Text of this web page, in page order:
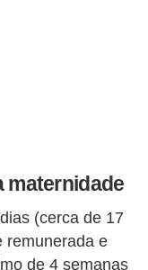
maternidade
(cerca de 17
remunerada e
de 4 semanas